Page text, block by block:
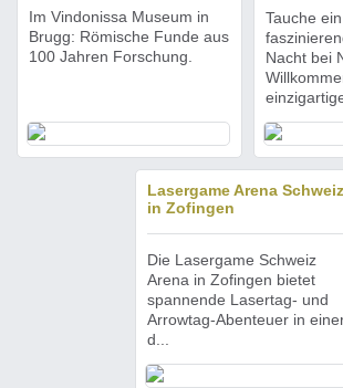
Im Vindonissa Museum in
Brugg: Römische Funde aus
100 Jahren Forschung.
Tauche
Nacht bei
Lasergame Arena Schweiz
in Zofingen
Die Lasergame Schweiz
Arena in Zofingen bietet
spannende Lasertag- und
Arrowtag-Abenteuer in
d...